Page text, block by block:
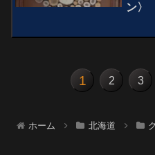
ン〉
1 2 3
ホーム 北海道